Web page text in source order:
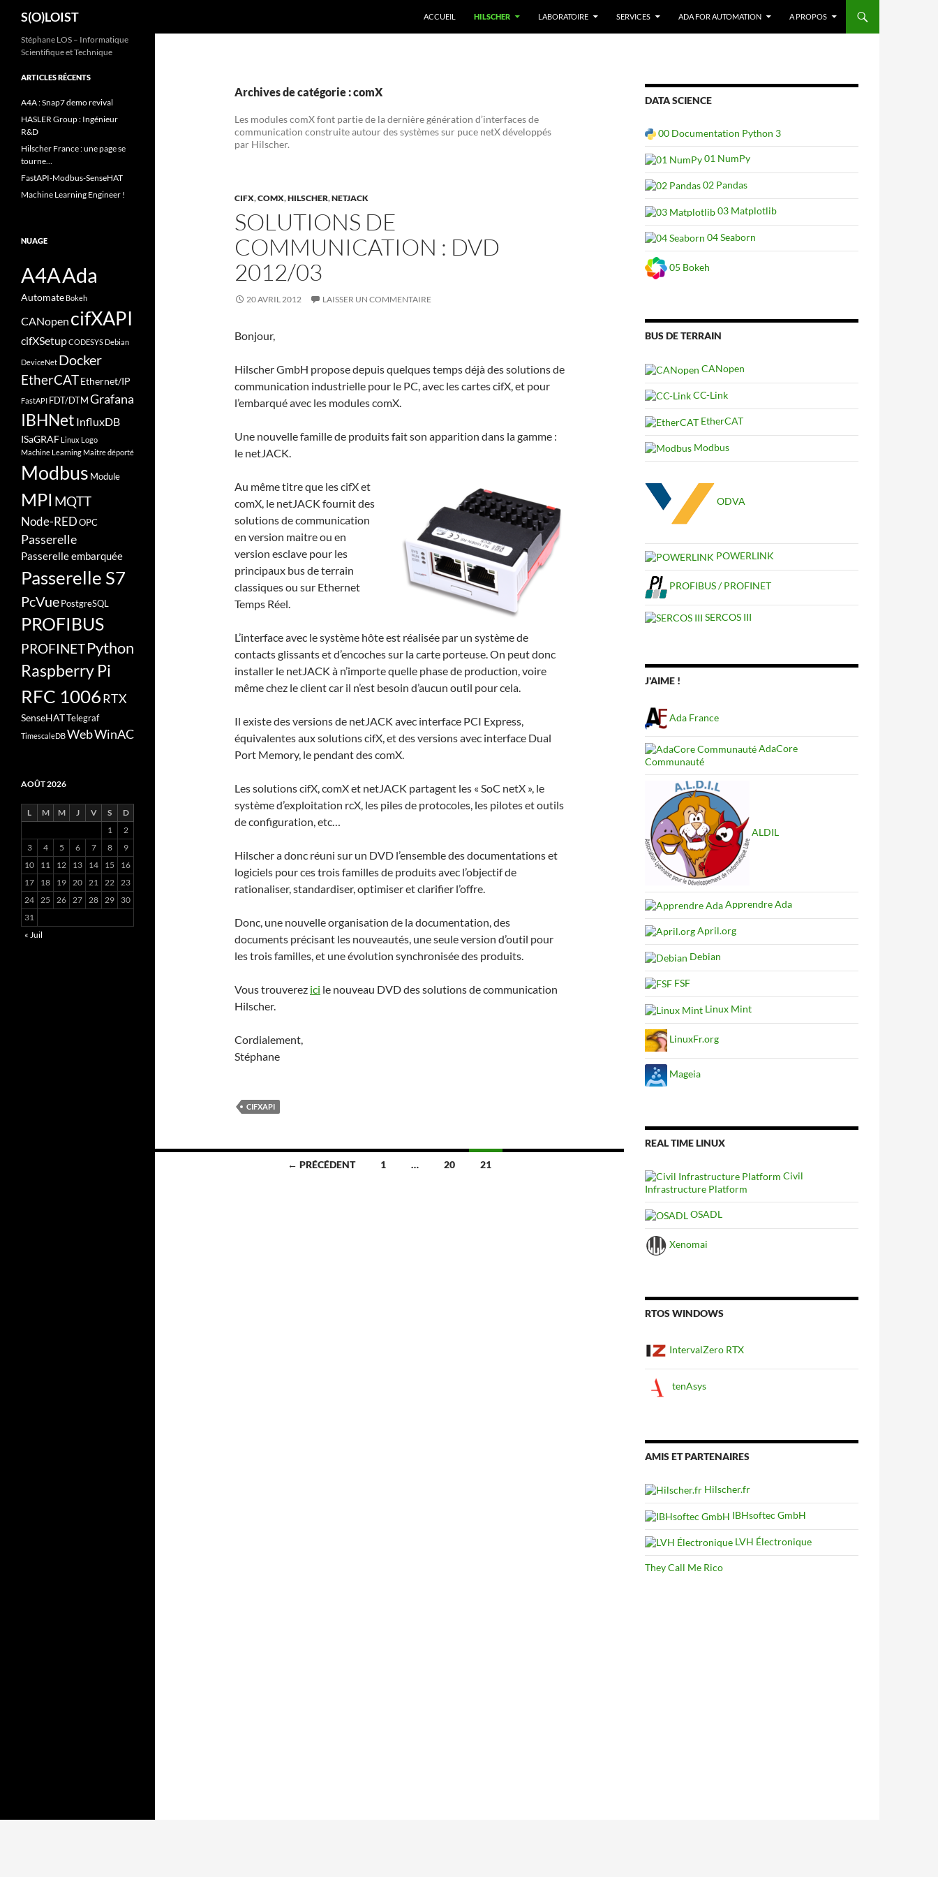
Aller
contenu
S(O)LOIST ACCUEIL HILSCHER LABORATOIRE SERVICES ADA FOR AUTOMATION A PROPOS
Archives de catégorie : comX
Les modules comX font partie de la dernière génération d’interfaces de
communication construite autour des systèmes sur puce netX développés
par Hilscher.
CIFX,COMX,HILSCHER,NETJACK
SOLUTIONS DE
COMMUNICATION : DVD
2012/03
20 AVRIL 2012 LAISSER UN COMMENTAIRE
Bonjour,
Hilscher GmbH propose depuis quelques temps déjà des solutions de
communication industrielle pour le PC, avec les cartes cifX, et pour
l’embarqué avec les modules comX.
Une nouvelle famille de produits fait son apparition dans la gamme :
le netJACK.
Au même titre que les cifX et
comX, le netJACK fournit des
solutions de communication
en version maitre ou en
version esclave pour les
principaux bus de terrain
classiques ou sur Ethernet
Temps Réel.
L’interface avec le système hôte est réalisée par un système de
contacts glissants et d’encoches sur la carte porteuse. On peut donc
installer le netJACK à n’importe quelle phase de production, voire
même chez le client car il n’est besoin d’aucun outil pour cela.
Il existe des versions de netJACK avec interface PCI Express,
équivalentes aux solutions cifX, et des versions avec interface Dual
Port Memory, le pendant des comX.
Les solutions cifX, comX et netJACK partagent les « SoC netX », le
système d’exploitation rcX, les piles de protocoles, les pilotes et outils
de configuration, etc…
Hilscher a donc réuni sur un DVD l’ensemble des documentations et
logiciels pour ces trois familles de produits avec l’objectif de
rationaliser, standardiser, optimiser et clarifier l’offre.
Donc, une nouvelle organisation de la documentation, des
documents précisant les nouveautés, une seule version d’outil pour
les trois familles, et une évolution synchronisée des produits.
Vous trouverez ici le nouveau DVD des solutions de communication
Hilscher.
Cordialement,
Stéphane
CIFXAPI
← PRÉCÉDENT 1 … 20 21
DATA SCIENCE
00 Documentation Python 3
01 NumPy
02 Pandas
03 Matplotlib
04 Seaborn
05 Bokeh
BUS DE TERRAIN
CANopen
CC-Link
EtherCAT
Modbus
ODVA
POWERLINK
PROFIBUS / PROFINET
SERCOS III
J'AIME !
Ada France
AdaCore
Communauté
ALDIL
Apprendre Ada
April.org
Debian
FSF
Linux Mint
LinuxFr.org
Mageia
REAL TIME LINUX
Civil
Infrastructure Platform
OSADL
Xenomai
RTOS WINDOWS
IntervalZero RTX
tenAsys
AMIS ET PARTENAIRES
Hilscher.fr
IBHsoftec GmbH
LVH Électronique
They Call Me Rico
Stéphane LOS – Informatique
Scientifique et Technique
ARTICLES RÉCENTS
A4A : Snap7 demo revival
HASLER Group : Ingénieur
R&D
Hilscher France : une page se
tourne…
FastAPI-Modbus-SenseHAT
Machine Learning Engineer !
NUAGE
A4AAda
Automate Bokeh
CANopen cifXAPI
cifXSetupCODESYS Debian
DeviceNet Docker
EtherCATEthernet/IP
FastAPI FDT/DTMGrafana
IBHNet InfluxDB
ISaGRAF Linux Logo
Machine Learning Maitre déporté
Modbus Module
MPI MQTT
Node-REDOPC
Passerelle
Passerelle embarquée
Passerelle S7
PcVuePostgreSQL
PROFIBUS
PROFINETPython
Raspberry Pi
RFC 1006RTX
SenseHATTelegraf
TimescaleDBWebWinAC
AOÛT 2026
L M M J V S
D
1
2
3
4 5 6 7 8
9
10
11 12 13 14 15
16
17
18 19 20 21 22 23
24 25 26 27 28 29
30
31
« Juil